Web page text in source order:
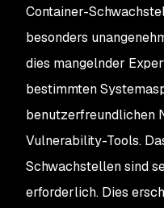
Container-
besonders
dies mangelnder
bestimmten
benutzerfreundlichen
Vulnerability-Tools.
Schwachstellen sind
erforderlich. Dies